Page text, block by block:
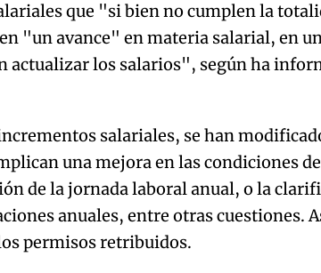
que "si bien no cumplen la
"un avance" en materia salarial, en
actualizar los salarios", según ha
salariales, se han
una mejora en las condiciones
de la jornada laboral anual, o la
anuales, entre otras cuestiones.
permisos retribuidos.